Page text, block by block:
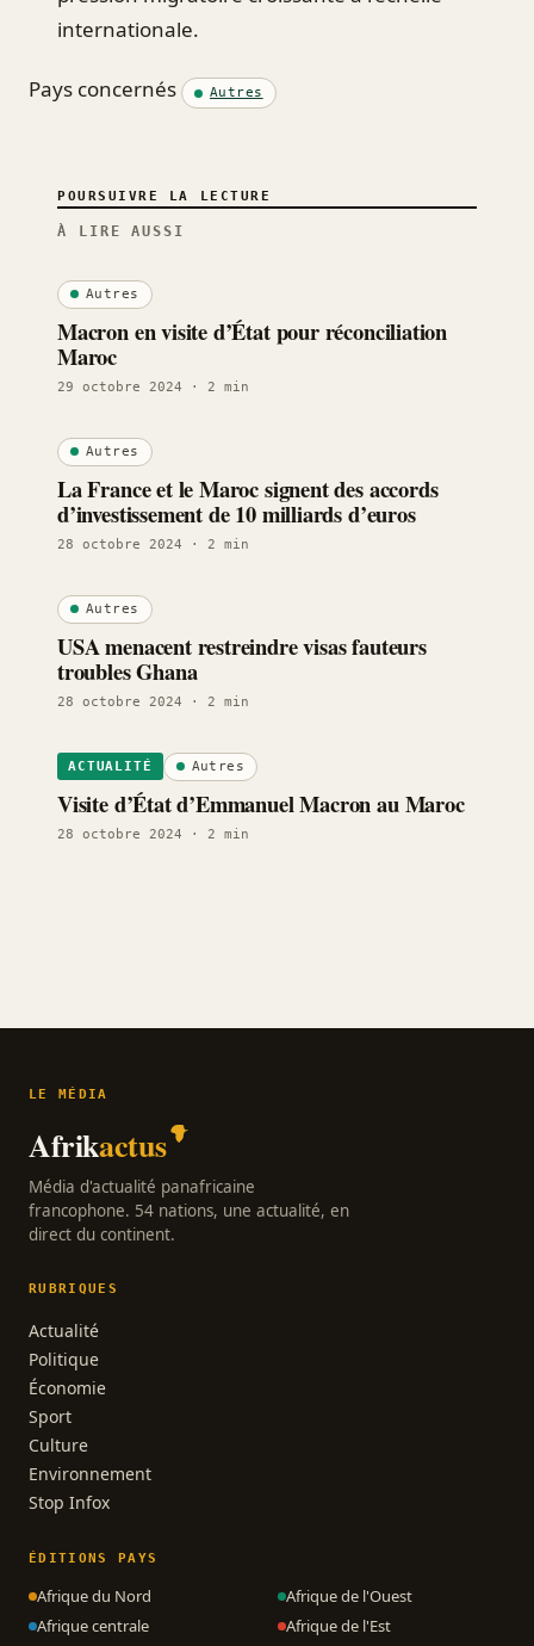
internationale.
Pays concernés Autres
POURSUIVRE LA LECTURE
À LIRE AUSSI
Autres
Macron en visite d’État pour réconciliation
Maroc
29 octobre 2024 · 2 min
Autres
La France et le Maroc signent des accords
d’investissement de 10 milliards d’euros
28 octobre 2024 · 2 min
Autres
USA menacent restreindre visas fauteurs
troubles Ghana
28 octobre 2024 · 2 min
ACTUALITÉ Autres
Visite d’État d’Emmanuel Macron au Maroc
28 octobre 2024 · 2 min
LE MÉDIA
Afrikactus
Média d'actualité panafricaine
francophone. 54 nations, une actualité, en
direct du continent.
RUBRIQUES
Actualité
Politique
Économie
Sport
Culture
Environnement
Stop Infox
ÉDITIONS PAYS
Afrique du Nord
Afrique de l'Ouest
Afrique centrale
Afrique de l'Est